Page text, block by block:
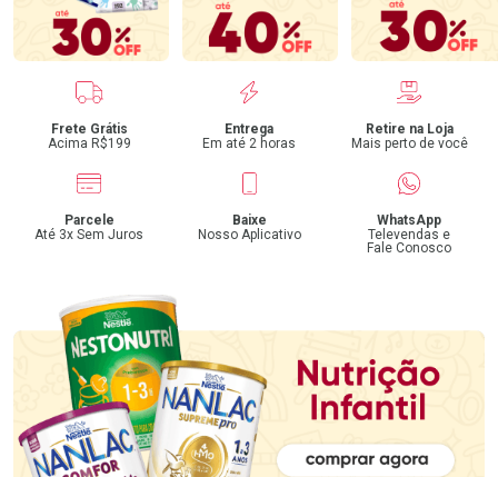
Benefícios
Frete Grátis
Acima R$199
Entrega
Em até 2 horas
Retire na Loja
Mais perto de você
Parcele
Até 3x Sem Juros
Baixe
Nosso Aplicativo
WhatsApp
Televendas e
Fale Conosco